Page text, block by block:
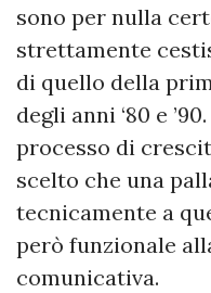
sono per nulla
strettamente
di quello della
degli anni ‘80 e
processo di
scelto che una
tecnicamente a
però funzionale
comunicativa.